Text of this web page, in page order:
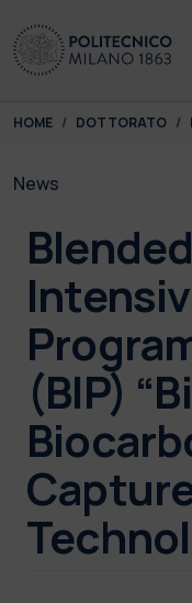
You are here:
HOME DOTTORATO
News
Blended
(BIP)